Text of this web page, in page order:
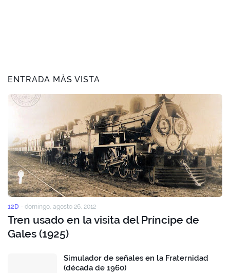
ENTRADA MÀS VISTA
12D - domingo, agosto 26, 2012
Tren usado en la visita del Príncipe de
Gales (1925)
Simulador de señales en la Fraternidad
(década de 1960)